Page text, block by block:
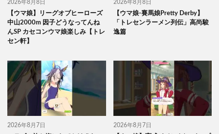
2026年8月8日
【ウマ娘】リーグオブヒーローズ
中山2000m 因子どうなってんね
んSP カセコンウマ娘楽しみ【トレ
セン軒】
2026年8月8日
【ウマ娘-賽馬娘Pretty Derby】
「トレセンラーメン列伝」高尚駿
逸篇
2026年8月7日 2026年8月7日